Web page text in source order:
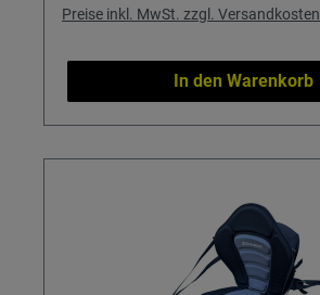
Preise inkl. MwSt. zzgl. Versandkosten
In den Warenkorb